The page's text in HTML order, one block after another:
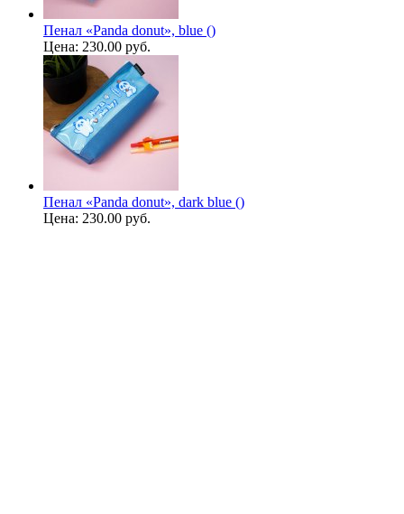
Пенал «Panda donut», blue ()
Цена: 230.00 руб.
Пенал «Panda donut», dark blue ()
Цена: 230.00 руб.